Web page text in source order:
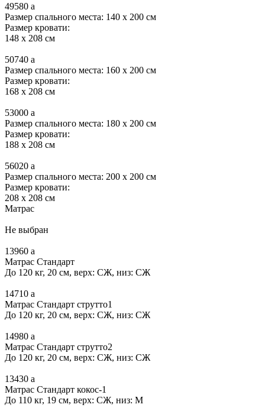
49580 a
Размер спального места: 140 x 200 см
Размер кровати:
148 x 208 см
50740 a
Размер спального места: 160 x 200 см
Размер кровати:
168 x 208 см
53000 a
Размер спального места: 180 x 200 см
Размер кровати:
188 x 208 см
56020 a
Размер спального места: 200 x 200 см
Размер кровати:
208 x 208 см
Матрас
Не выбран
13960 a
Матрас Стандарт
До 120 кг, 20 см, верх: СЖ, низ: СЖ
14710 a
Матрас Стандарт струтто1
До 120 кг, 20 см, верх: СЖ, низ: СЖ
14980 a
Матрас Стандарт струтто2
До 120 кг, 20 см, верх: СЖ, низ: СЖ
13430 a
Матрас Стандарт кокос-1
До 110 кг, 19 см, верх: СЖ, низ: М